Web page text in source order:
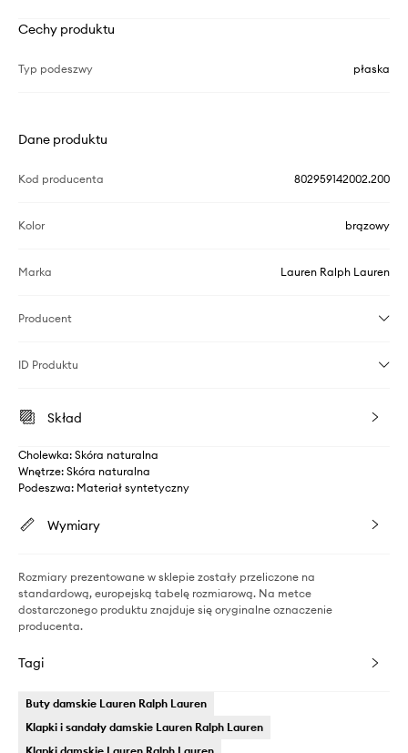
Cechy produktu
Typ podeszwy płaska
Dane produktu
Kod producenta 802959142002.200
Kolor brązowy
Marka Lauren Ralph Lauren
Producent
ID Produktu
Skład
Cholewka: Skóra naturalna
Wnętrze: Skóra naturalna
Podeszwa: Materiał syntetyczny
Wymiary
Rozmiary prezentowane w sklepie zostały przeliczone na
standardową, europejską tabelę rozmiarową. Na metce
dostarczonego produktu znajduje się oryginalne oznaczenie
producenta.
Tagi
Buty damskie Lauren Ralph Lauren
Klapki i sandały damskie Lauren Ralph Lauren